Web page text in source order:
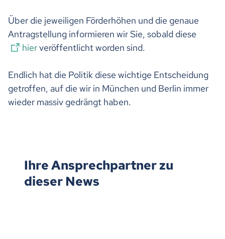
Über die jeweiligen Förderhöhen und die genaue
Antragstellung informieren wir Sie, sobald diese
hierveröffentlicht worden sind.
Endlich hat die Politik diese wichtige Entscheidung
getroffen, auf die wir in München und Berlin immer
wieder massiv gedrängt haben.
Ihre Ansprechpartner zu
dieser News